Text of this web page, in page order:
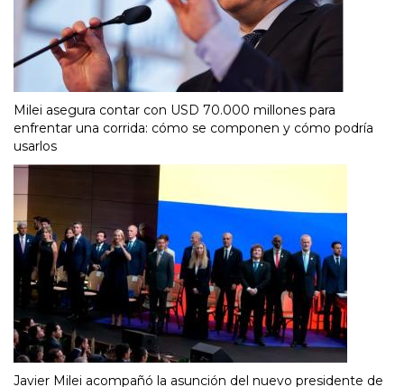
Milei asegura contar con USD 70.000 millones para
enfrentar una corrida: cómo se componen y cómo podría
usarlos
Javier Milei acompañó la asunción del nuevo presidente de